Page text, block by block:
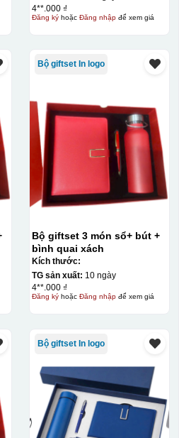
4**.000 ₫
Đăng kýhoặc Đăng nhậpđể xem giá
Bộ giftset In logo
Bộ giftset 3 món sổ+ bút +
bình quai xách
Kích thước:
TG sản xuất: 10 ngày
4**.000 ₫
Đăng kýhoặc Đăng nhậpđể xem giá
Bộ giftset In logo